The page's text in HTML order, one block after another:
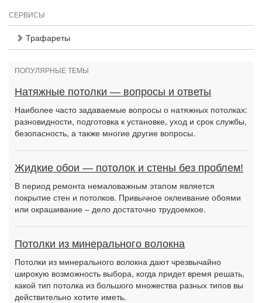
СЕРВИСЫ
Трафареты
ПОПУЛЯРНЫЕ ТЕМЫ
Натяжные потолки — вопросы и ответы
Наиболее часто задаваемые вопросы о натяжных потолках:
разновидности, подготовка к установке, уход и срок службы,
безопасность, а также многие другие вопросы.
Жидкие обои — потолок и стены без проблем!
В период ремонта немаловажным этапом является
покрытие стен и потолков. Привычное оклеивание обоями
или окрашивание – дело достаточно трудоемкое.
Потолки из минерального волокна
Потолки из минерального волокна дают чрезвычайно
широкую возможность выбора, когда придет время решать,
какой тип потолка из большого множества разных типов вы
действительно хотите иметь.